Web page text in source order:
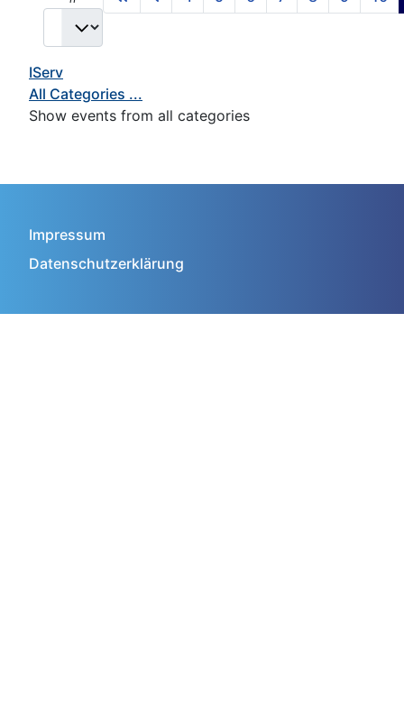
IServ
All Categories ...
Show events from all categories
Impressum
Datenschutzerklärung